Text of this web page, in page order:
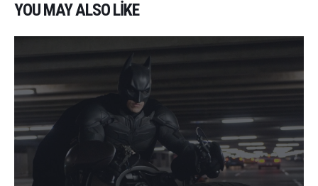
YOU MAY ALSO LIKE